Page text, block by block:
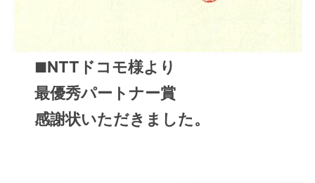
■NTTドコモ様より
最優秀パートナー賞
感謝状いただきました。